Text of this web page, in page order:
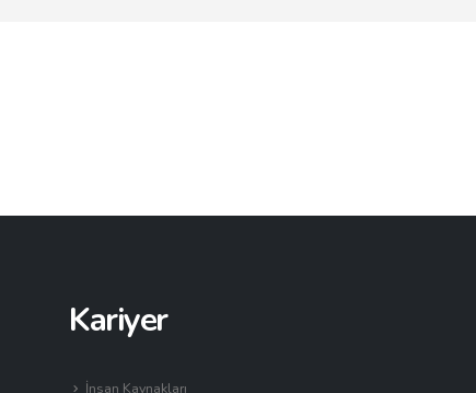
Kariyer
İnsan Kaynakları